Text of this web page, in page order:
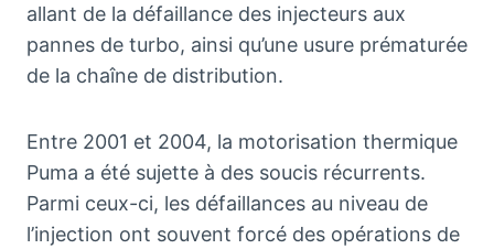
allant de la défaillance des injecteurs aux
pannes de turbo, ainsi qu’une usure prématurée
de la chaîne de distribution.
Entre 2001 et 2004, la motorisation thermique
Puma a été sujette à des soucis récurrents.
Parmi ceux-ci, les défaillances au niveau de
l’injection ont souvent forcé des opérations de